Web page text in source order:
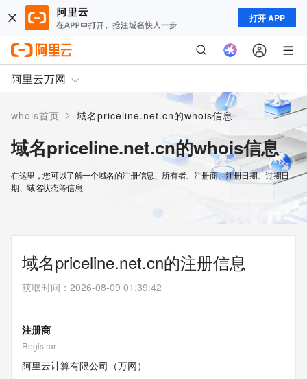
打开 APP
阿里云万网
whois首页 > 域名priceline.net.cn的whois信息
域名priceline.net.cn的whois信息
在这里，您可以了解一个域名的注册信息、所有者、注册商、注册日期、过期日
期、域名状态等信息
域名priceline.net.cn的注册信息
获取时间 ： 2026-08-09 01:39:42
注册商
Registrar
阿里云计算有限公司（万网）